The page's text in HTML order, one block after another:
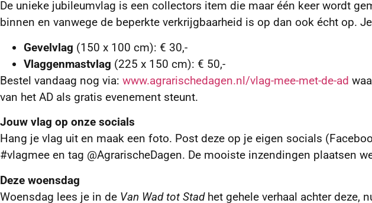
De unieke jubileumvlag is een collectors item die maar één keer wordt
binnen en vanwege de beperkte verkrijgbaarheid is op dan ook écht op.
Gevelvlag (150 x 100 cm): € 30,-
Vlaggenmastvlag (225 x 150 cm): € 50,-
Bestel vandaag nog via: www.agrarischedagen.nl/vlag-mee-met-de-ad
van het AD als gratis evenement steunt.
Jouw vlag op onze socials
Hang je vlag uit en maak een foto. Post deze op je eigen socials
#vlagmee en tag @AgrarischeDagen. De mooiste inzendingen plaatsen
Deze woensdag
Woensdag lees je in de Van Wad tot Stadhet gehele verhaal achter deze,